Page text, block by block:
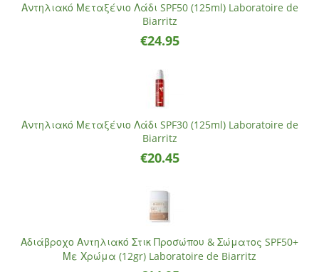
Αντηλιακό Μεταξένιο Λάδι SPF50 (125ml) Laboratoire de
Biarritz
€24.95
Αντηλιακό Μεταξένιο Λάδι SPF30 (125ml) Laboratoire de
Biarritz
€20.45
Αδιάβροχο Αντηλιακό Στικ Προσώπου & Σώματος SPF50+
Με Χρώμα (12gr) Laboratoire de Biarritz